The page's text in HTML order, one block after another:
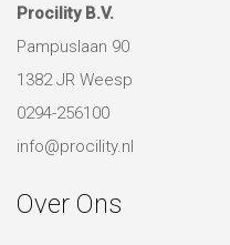
Procility B.V.
Pampuslaan 90
1382 JR Weesp
0294-256100
info@procility.nl
Over Ons